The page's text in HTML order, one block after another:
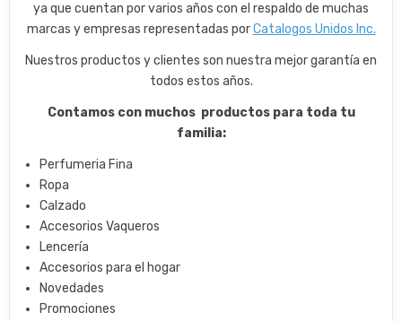
ya que cuentan por varios años con el respaldo de muchas
marcas y empresas representadas porCatalogos Unidos Inc.
Nuestros productos y clientes son nuestra mejor garantía en
todos estos años.
Contamos con muchos productos para toda tu
familia:
Perfumeria Fina
Ropa
Calzado
Accesorios Vaqueros
Lencería
Accesorios para el hogar
Novedades
Promociones